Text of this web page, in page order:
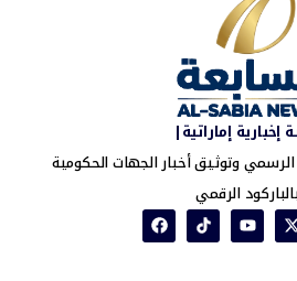
إخبارية إماراتية|
وتوثيق أخبار الجهات الحكومية
الرقمي